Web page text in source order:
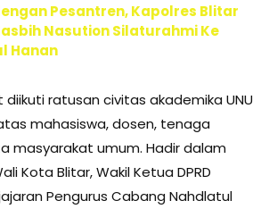
Pesantren, Kapolres Blitar
Nasution Silaturahmi Ke
Hanan
ratusan civitas akademika UNU
mahasiswa, dosen, tenaga
masyarakat umum. Hadir dalam
Kota Blitar, Wakil Ketua DPRD
Pengurus Cabang Nahdlatul